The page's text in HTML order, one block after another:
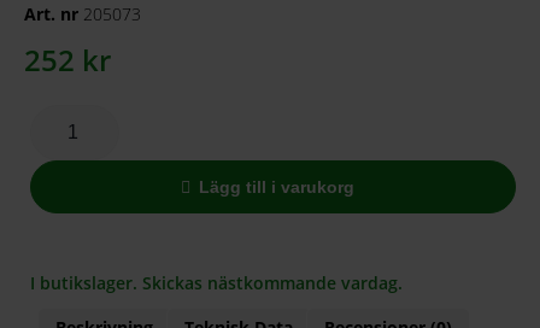
Art. nr 205073
252 kr
Lägg till i varukorg
I butikslager. Skickas nästkommande vardag.